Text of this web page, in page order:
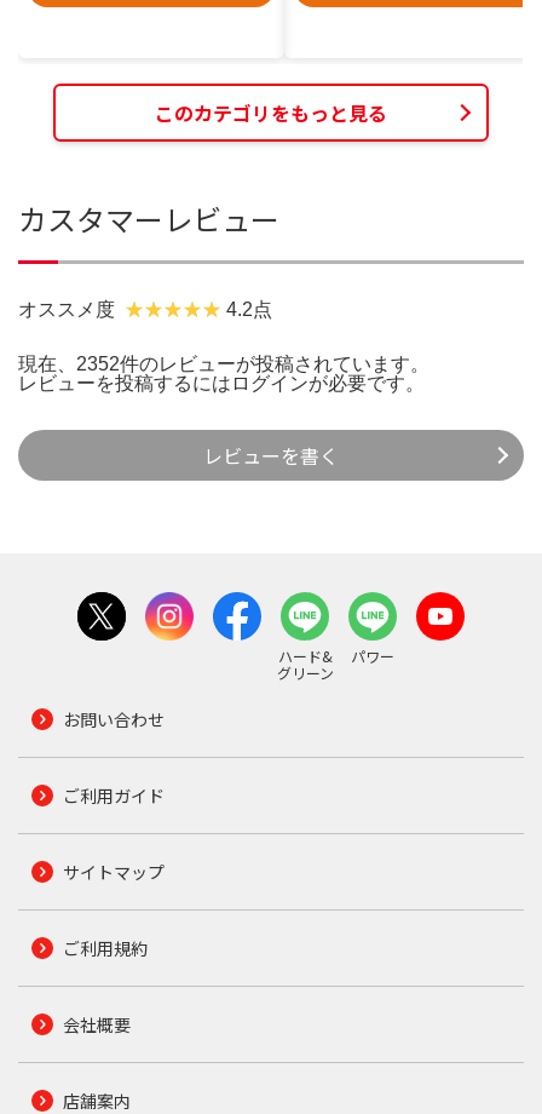
このカテゴリをもっと見る
カスタマーレビュー
オススメ度 4.2点
現在、2352件のレビューが投稿されています。
レビューを投稿するには ログインが必要です。
レビューを書く
ハード&
グリーン
パワー
お問い合わせ
ご利用ガイド
サイトマップ
ご利用規約
会社概要
店舗案内